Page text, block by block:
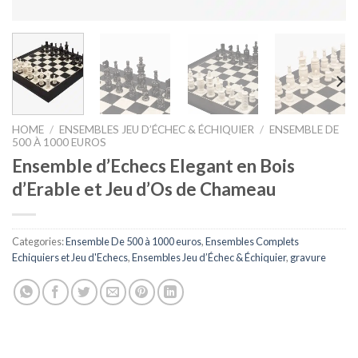
HOME / ENSEMBLES JEU D’ÉCHEC & ÉCHIQUIER / ENSEMBLE DE
500 À 1000 EUROS
Ensemble d’Echecs Elegant en Bois
d’Erable et Jeu d’Os de Chameau
Categories:Ensemble De 500 à 1000 euros,Ensembles Complets
Echiquiers et Jeu d'Echecs,Ensembles Jeu d’Échec & Échiquier, gravure